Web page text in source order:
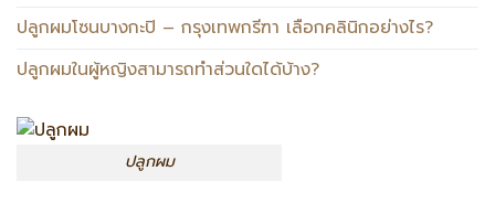
ปลูกผมโซนบางกะปิ – กรุงเทพกรีฑา เลือกคลินิกอย่างไร?
ปลูกผมในผู้หญิงสามารถทำส่วนใดได้บ้าง?
ปลูกผม